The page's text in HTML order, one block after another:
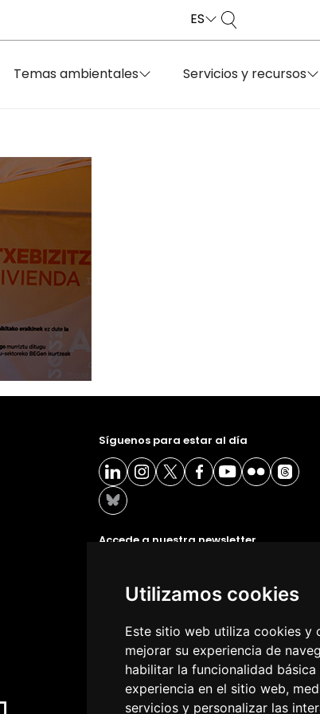
Utilizamos cookies
Este sitio web utiliza cookies y
mejorar su experiencia de
habilitar la funcionalidad
experiencia en el sitio web,
servicios y personalizar las
ES
Temas ambientales Servicios y recursos
Síguenos para estar al día
Accede a nuestra newsletter